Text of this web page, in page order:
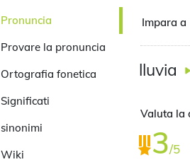
Pronuncia
Provare la pronuncia
Ortografia fonetica
Significati
sinonimi
Wiki
Impara
lluvia
Valuta la
3/5